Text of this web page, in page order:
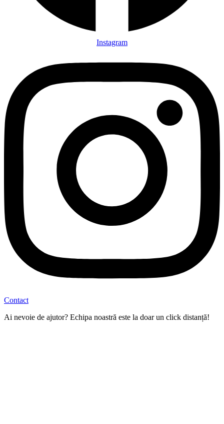
Instagram
Contact
Ai nevoie de ajutor? Echipa noastră este la doar un click distanță!